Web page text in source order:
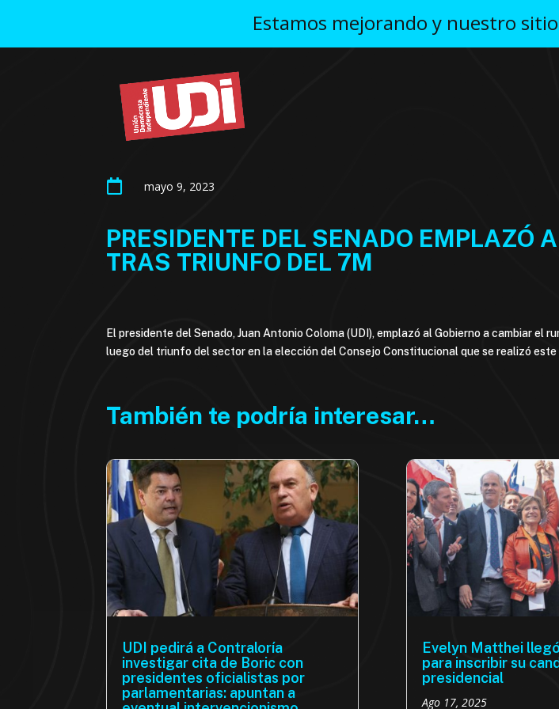
Estamos mejorando y nuestro
 mayo 9, 2023
PRESIDENTE DEL SENADO EMPLAZÓ
TRAS TRIUNFO DEL 7M
El presidente del Senado, Juan Antonio Coloma (UDI), emplazó al Gobierno a cambiar
luego del triunfo del sector en la elección del Consejo Constitucional que se realizó este
También te podría interesar…
UDI pedirá a Contraloría
investigar cita de Boric con
presidentes oficialistas por
parlamentarias: apuntan a
Evelyn Matthei
para inscribir su
presidencial
Ago 17, 2025